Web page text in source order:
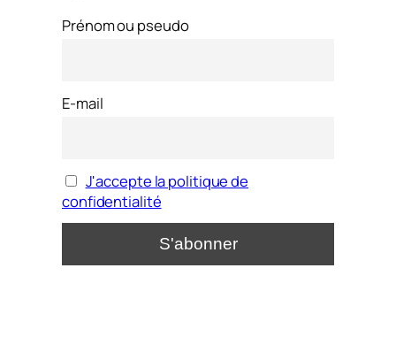
Prénom ou pseudo
E-mail
J'accepte la politique de
confidentialité